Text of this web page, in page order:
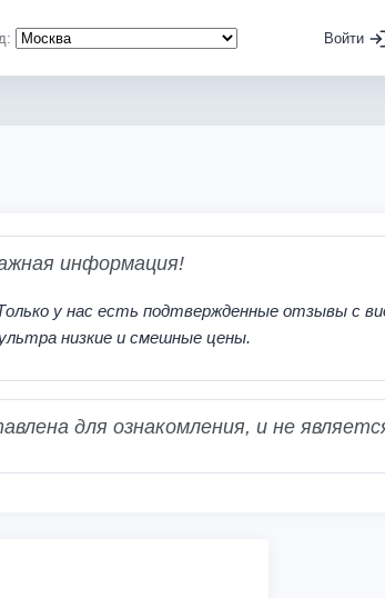
Войти
информация!
у нас есть подтвержденные отзывы с
низкие и смешные цены.
для ознакомления, и не